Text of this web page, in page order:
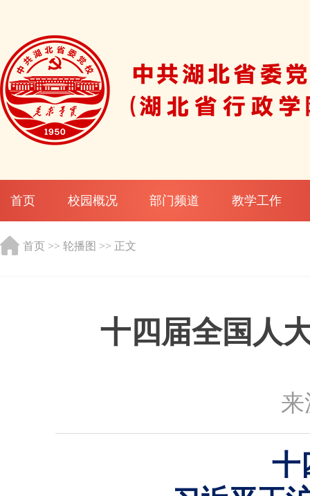
首页 校园概况 部门频道 教学工作
首页 >> 轮播图 >> 正文
十四届全国人
十